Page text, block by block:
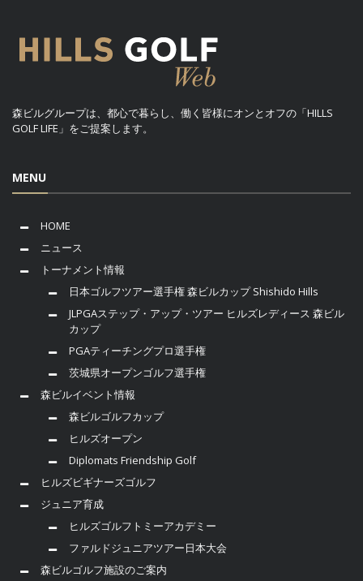
森ビルグループは、都心で暮らし、働く皆様にオンとオフの「HILLS
GOLF LIFE」をご提案します。
MENU
HOME
ニュース
トーナメント情報
日本ゴルフツアー選手権 森ビルカップ Shishido Hills
JLPGAステップ・アップ・ツアー ヒルズレディース 森ビル
カップ
PGAティーチングプロ選手権
茨城県オープンゴルフ選手権
森ビルイベント情報
森ビルゴルフカップ
ヒルズオープン
Diplomats Friendship Golf
ヒルズビギナーズゴルフ
ジュニア育成
ヒルズゴルフトミーアカデミー
ファルドジュニアツアー日本大会
森ビルゴルフ施設のご案内